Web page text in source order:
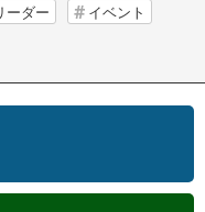
ーダー
イベント